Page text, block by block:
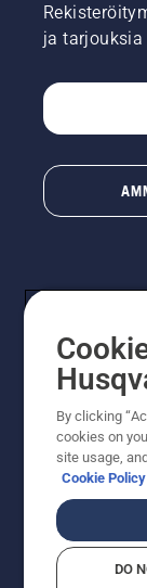
ja tarjouksia
©
Hinnat
pyritään
By clicking
cookies on
site usage,
Cookie Policy
DO